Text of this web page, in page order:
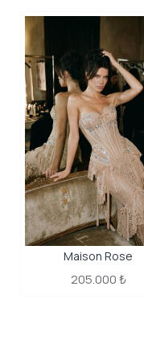
Maison Rose
205.000 ₺